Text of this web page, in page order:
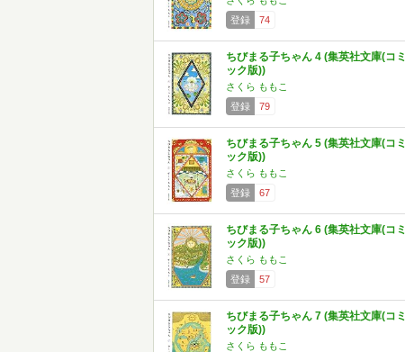
登録
74
ちびまる子ちゃん 4 (集英社文庫(コミ
ック版))
さくら ももこ
登録
79
ちびまる子ちゃん 5 (集英社文庫(コミ
ック版))
さくら ももこ
登録
67
ちびまる子ちゃん 6 (集英社文庫(コミ
ック版))
さくら ももこ
登録
57
ちびまる子ちゃん 7 (集英社文庫(コミ
ック版))
さくら ももこ